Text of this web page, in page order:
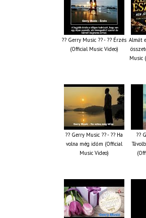
?? Gerry Music ?? - ?? Érzés
(Official Music Video)
Almát
Music
?? Gerry Music ?? - ?? Ha
volna még időm (Official
Music Video)
??